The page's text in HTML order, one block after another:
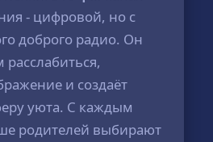
- цифровой, но с
доброго радио. Он
расслабиться,
и создаёт
уюта. С каждым
родителей выбирают